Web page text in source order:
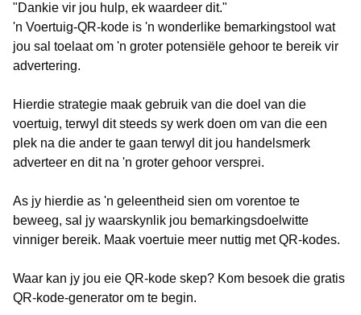
"Dankie vir jou hulp, ek waardeer dit."
'n Voertuig-QR-kode is 'n wonderlike bemarkingstool wat
jou sal toelaat om 'n groter potensiële gehoor te bereik vir
advertering.
Hierdie strategie maak gebruik van die doel van die
voertuig, terwyl dit steeds sy werk doen om van die een
plek na die ander te gaan terwyl dit jou handelsmerk
adverteer en dit na 'n groter gehoor versprei.
As jy hierdie as 'n geleentheid sien om vorentoe te
beweeg, sal jy waarskynlik jou bemarkingsdoelwitte
vinniger bereik. Maak voertuie meer nuttig met QR-kodes.
Waar kan jy jou eie QR-kode skep? Kom besoek die gratis
QR-kode-generator om te begin.